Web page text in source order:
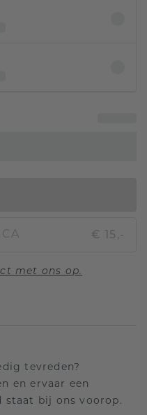
€ 15,-
met ons op.
tevreden?
en ervaar een
staat bij ons voorop.